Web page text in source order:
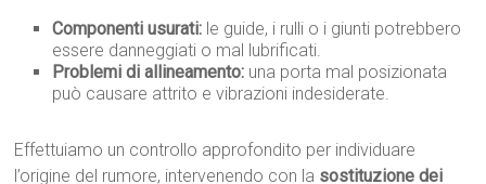
Componenti usurati: le guide, i rulli o i giunti potrebbero
essere danneggiati o mal lubrificati.
Problemi di allineamento: una porta mal posizionata
può causare attrito e vibrazioni indesiderate.
Effettuiamo un controllo approfondito per individuare
l’origine del rumore, intervenendo con la sostituzione dei